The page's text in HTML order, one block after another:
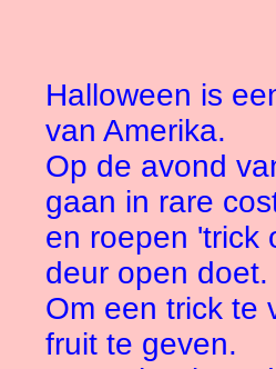
Halloween is
van Amerika.
Op de avond
gaan in rare
en roepen 'trick
deur open doet.
Om een trick te
fruit te geven.